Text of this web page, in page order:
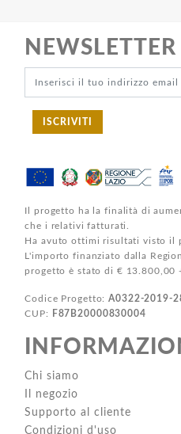
NEWSLETTER
ISCRIVITI
Il progetto ha la finalità di
che i relativi fatturati.
Ha avuto ottimi risultati visto il
L'importo finanziato dalla
progetto è stato di € 13.800,00
Codice Progetto:A0322-2019-
CUP:
F87B20000830004
Chi siamo
Il negozio
Supporto al cliente
Condizioni d'uso